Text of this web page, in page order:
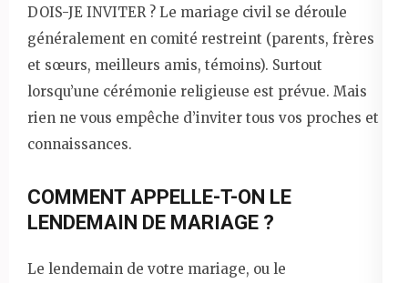
DOIS-JE INVITER ? Le mariage civil se déroule
généralement en comité restreint (parents, frères
et sœurs, meilleurs amis, témoins). Surtout
lorsqu’une cérémonie religieuse est prévue. Mais
rien ne vous empêche d’inviter tous vos proches et
connaissances.
COMMENT APPELLE-T-ON LE
LENDEMAIN DE MARIAGE ?
Le lendemain de votre mariage, ou le